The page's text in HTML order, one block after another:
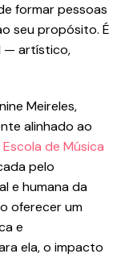
formar pessoas
seu propósito. É
— artístico,
Meireles,
alinhado ao
Escola de Música
pelo
e humana da
oferecer um
e
ela, o impacto